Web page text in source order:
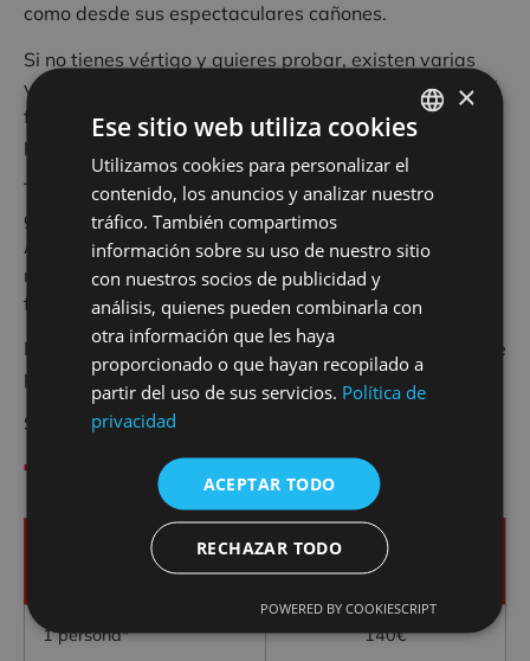
como desde sus espectaculares cañones.
Si no tienes vértigo y quieres probar, existen varias
vías de iniciación en las que poder practicar. Nos hará
falta un poco de fuerza en los brazos y piernas, un
poco de equilibrio y ganas de pasarlo bien.
Todas las actividades están monitorizadas por un
guia profesional titulado y con material homologado.
Antes de comenzar la actividad te damos unas
nociones básicas para solventar los pasos con
facilidad.
El material que debe aportar el cliente es el mismo que
para hacer una vía ferrata.
Si te interesa pídenos más información.
Tarifas Vias Ferratas
Grupos
Jornada Completa /
persona
1 persona* 140€
SPANISH
FRENCH
ENGLISH
×
Ese sitio web utiliza cookies
Utilizamos cookies para personalizar el
contenido, los anuncios y analizar nuestro
tráfico. También compartimos
información sobre su uso de nuestro sitio
con nuestros socios de publicidad y
análisis, quienes pueden combinarla con
otra información que les haya
proporcionado o que hayan recopilado a
partir del uso de sus servicios. Política de
privacidad
ACEPTAR TODO
RECHAZAR TODO
POWERED BY COOKIESCRIPT